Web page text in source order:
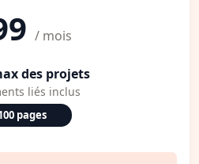
/ mois
des projets
liés inclus
pages